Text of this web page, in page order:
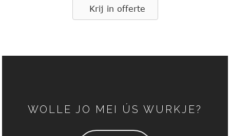
Krij in offerte
WOLLE JO MEI ÚS WURKJE?